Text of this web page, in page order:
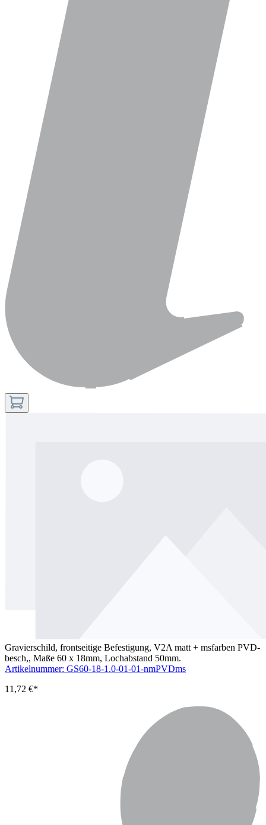
Gravierschild, frontseitige Befestigung, V2A matt + msfarben PVD-
besch,, Maße 60 x 18mm, Lochabstand 50mm.
Artikelnummer: GS60-18-1.0-01-01-nmPVDms
11,72 €*